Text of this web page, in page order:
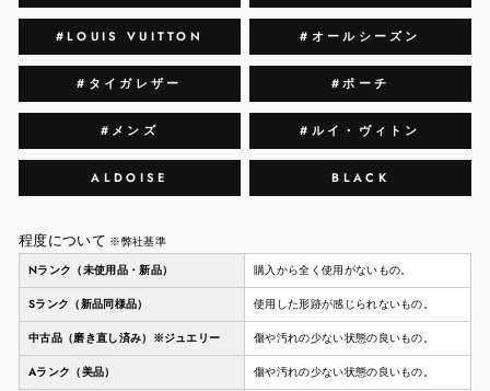
#LOUIS VUITTON #オールシーズン
#タイガレザー #ポーチ
#メンズ #ルイ・ヴィトン
ALDOISE BLACK
程度について ※弊社基準
Nランク（未使用品・新品）
購入から全く使用がないもの。
Sランク（新品同様品） 使用した形跡が感じられないもの。
中古品（磨き直し済み）※ジュエリー 傷や汚れの少ない状態の良いもの。
Aランク（美品） 傷や汚れの少ない状態の良いもの。